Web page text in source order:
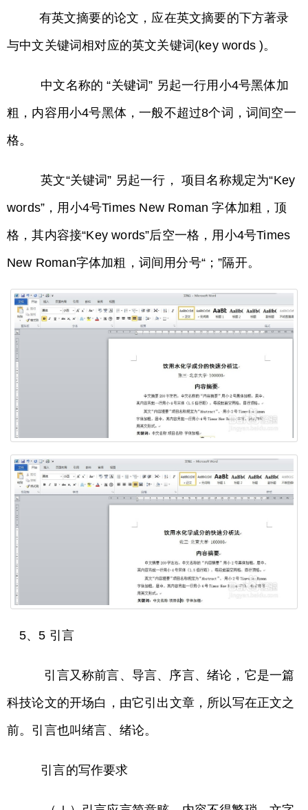
有英文摘要的论文，应在英文摘要的下方著录
与中文关键词相对应的英文关键词(key words )。
中文名称的 “关键词” 另起一行用小4号黑体加
粗，内容用小4号黑体，一般不超过8个词，词间空一
格。
英文“关键词” 另起一行， 项目名称规定为“Key
words”，用小4号Times New Roman 字体加粗，顶
格，其内容接“Key words”后空一格，用小4号Times
New Roman字体加粗，词间用分号“；”隔开。
5、5 引言
引言又称前言、导言、序言、绪论，它是一篇
科技论文的开场白，由它引出文章，所以写在正文之
前。引言也叫绪言、绪论。
引言的写作要求